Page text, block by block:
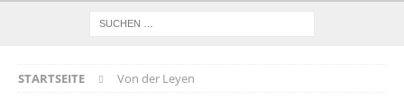
STARTSEITE Von der Leyen